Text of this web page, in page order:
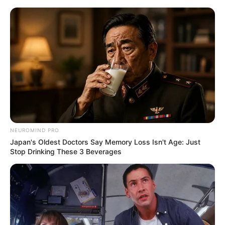
Zdjęcia do 2. sezonu „Russian Doll”
dobiegły końca. Nowe odcinki będą
„zupełnie inne”
Jacek Werner 28 listopada 2021 Aktualności
NEUROMIND PRO
Japan's Oldest Doctors Say Memory Loss Isn't Age: Just
Stop Drinking These 3 Beverages